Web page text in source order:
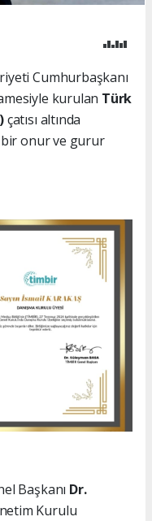
Cumhurbaşkanı
kurulan Türk
çatısı altında
onur ve gurur
Başkanı Dr.
Kurulu